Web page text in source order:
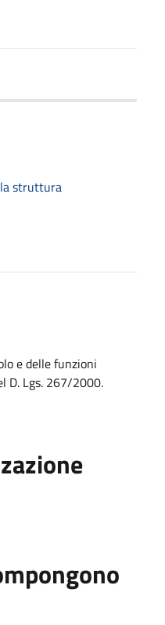
la struttura
e delle funzioni
D. Lgs. 267/2000.